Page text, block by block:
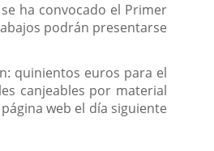
ha convocado el Primer
podrán presentarse
quinientos euros para el
canjeables por material
web el día siguiente